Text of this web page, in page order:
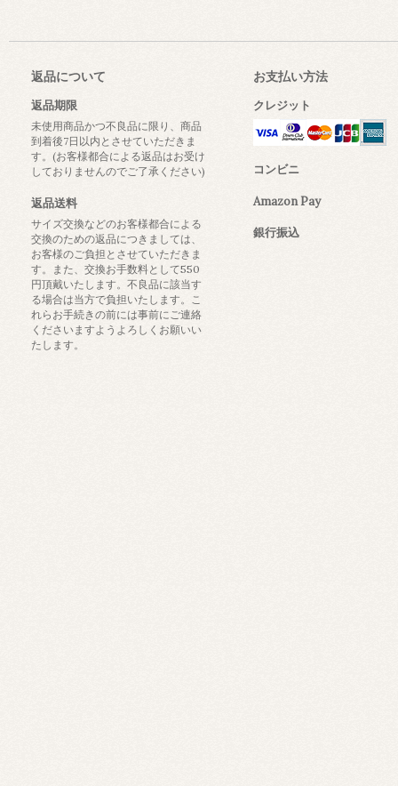
返品について
返品期限
未使用商品かつ不良品に限り、商品
到着後7日以内とさせていただきま
す。(お客様都合による返品はお受け
しておりませんのでご了承ください)
返品送料
サイズ交換などのお客様都合による
交換のための返品につきましては、
お客様のご負担とさせていただきま
す。また、交換お手数料として550
円頂戴いたします。不良品に該当す
る場合は当方で負担いたします。こ
れらお手続きの前には事前にご連絡
くださいますようよろしくお願いい
たします。
お支払い方法
クレジット
コンビニ
Amazon Pay
銀行振込